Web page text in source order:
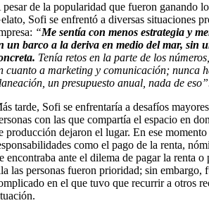
pesar de la popularidad que fueron ganando
Sofi se enfrentó a diversas situaciones
“Me sentía con menos estrategia y
un barco a la deriva en medio del mar, sin
Tenía retos en la parte de los
cuanto a marketing y comunicación; nunca
un presupuesto anual, nada de
tarde, Sofi se enfrentaría a desafíos
con las que compartía el espacio en
producción dejaron el lugar. En ese
como el pago de la renta,
encontraba ante el dilema de pagar la renta
las personas fueron prioridad; sin embargo,
en el que tuvo que recurrir a otros